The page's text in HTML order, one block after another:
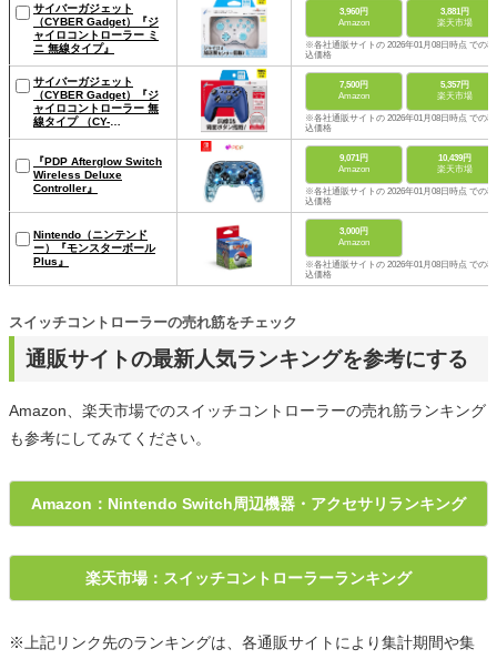
サイバーガジェット
（CYBER Gadget）『ジ
ャイロコントローラー ミ
ニ 無線タイプ』
3,960円
Amazon
3,881円
楽天市場
※各社通販サイトの 2026年01月08日時点 での税
込価格
サイバーガジェット
（CYBER Gadget）『ジ
ャイロコントローラー 無
線タイプ （CY-
7,500円
Amazon
5,357円
楽天市場
※各社通販サイトの 2026年01月08日時点 での税
込価格
『PDP Afterglow Switch
Wireless Deluxe
Controller』
9,071円
Amazon
10,439円
楽天市場
※各社通販サイトの 2026年01月08日時点 での税
込価格
Nintendo（ニンテンド
ー）『モンスターボール
Plus』
3,000円
Amazon
※各社通販サイトの 2026年01月08日時点 での税
込価格
通販サイトの最新人気ランキングを参考にする
スイッチコントローラーの売れ筋をチェック
Amazon、楽天市場でのスイッチコントローラーの売れ筋ランキング
も参考にしてみてください。
Amazon：Nintendo Switch周辺機器・アクセサリランキング
楽天市場：スイッチコントローラーランキング
※上記リンク先のランキングは、各通販サイトにより集計期間や集